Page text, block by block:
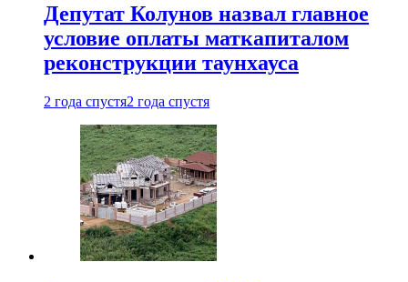
Депутат Колунов назвал главное
условие оплаты маткапиталом
реконструкции таунхауса
2 года спустя2 года спустя